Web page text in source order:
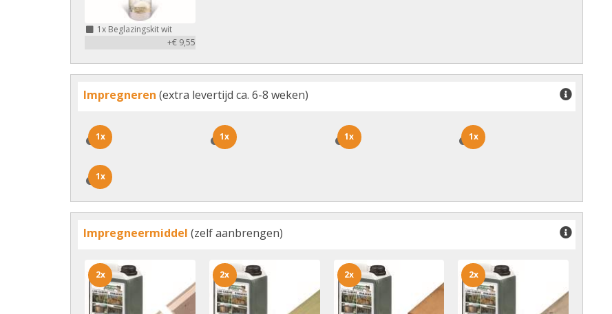
1x Beglazingskit wit
+€ 9,55
Impregneren (extra levertijd ca. 6-8 weken)
1x
1x 1x
1x 1x
1x 1x
1x
1x
1x
Impregneermiddel (zelf aanbrengen)
2x 2x 2x 2x